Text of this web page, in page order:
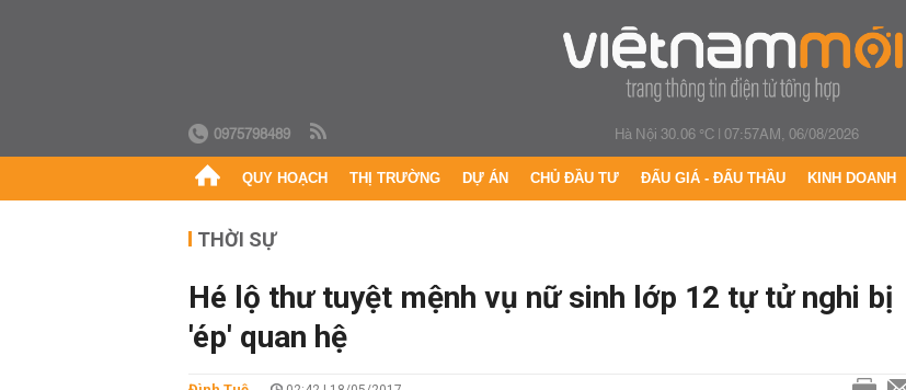
0975798489 Hà Nội 30.06 °C|07:57AM, 06/08/2026
QUY HOẠCH THỊ TRƯỜNG DỰ ÁN CHỦ ĐẦU TƯ ĐẤU GIÁ - ĐẤU THẦU KINH DOANH
THỜI SỰ
Hé lộ thư tuyệt mệnh vụ nữ sinh lớp 12 tự tử nghi bị
'ép' quan hệ